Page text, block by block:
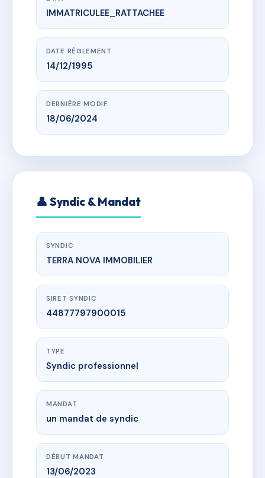
www.vme.plus/AG3927530
RESIDENCE DU PORT 2
Rue des pêcheurs 20110 PROPRIANO
IMMATRICULEE_RATTACHEE
DATE RÈGLEMENT
14/12/1995
DERNIÈRE MODIF.
18/06/2024
👤 Syndic & Mandat
SYNDIC
TERRA NOVA IMMOBILIER
SIRET SYNDIC
44877797900015
TYPE
Syndic professionnel
MANDAT
un mandat de syndic
DÉBUT MANDAT
13/06/2023